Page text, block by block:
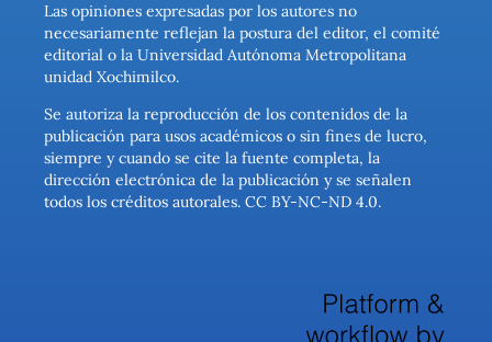
Las opiniones expresadas por los autores no
necesariamente reflejan la postura del editor, el comité
editorial o la Universidad Autónoma Metropolitana
unidad Xochimilco.
Se autoriza la reproducción de los contenidos de la
publicación para usos académicos o sin fines de lucro,
siempre y cuando se cite la fuente completa, la
dirección electrónica de la publicación y se señalen
todos los créditos autorales. CC BY-NC-ND 4.0.